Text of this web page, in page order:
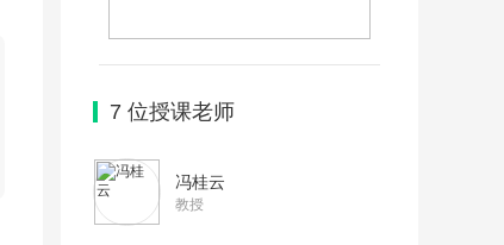
7 位授课老师
冯桂云
教授